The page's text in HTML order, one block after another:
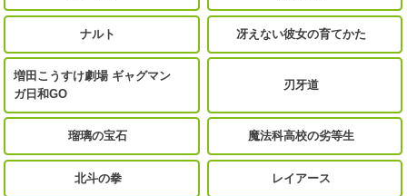
ナルト 冴えない彼女の育てかた
増田こうすけ劇場 ギャグマン
ガ日和GO
刃牙道
瑠璃の宝石 魔法科高校の劣等生
北斗の拳 レイアース